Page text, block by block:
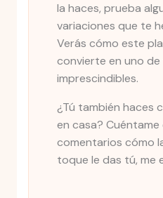
la haces, prueba
variaciones que te
Verás cómo este
convierte en uno de
imprescindibles.
¿Tú también haces
en casa? Cuéntame
comentarios cómo
toque le das tú, me